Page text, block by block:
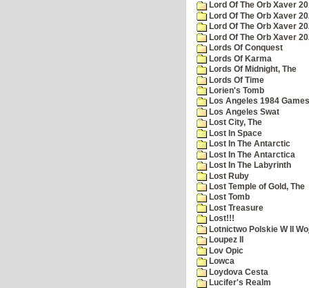
Lord Of The Orb Xaver
Lord Of The Orb Xaver
Lord Of The Orb Xaver
Lord Of The Orb Xaver
Lords Of Conquest
Lords Of Karma
Lords Of Midnight, The
Lords Of Time
Lorien's Tomb
Los Angeles 1984 Games
Los Angeles Swat
Lost City, The
Lost In Space
Lost In The Antarctic
Lost In The Antarctica
Lost In The Labyrinth
Lost Ruby
Lost Temple of Gold, The
Lost Tomb
Lost Treasure
Lost!!!
Lotnictwo Polskie W II
Loupez II
Lov Opic
Lowca
Loydova Cesta
Lucifer's Realm